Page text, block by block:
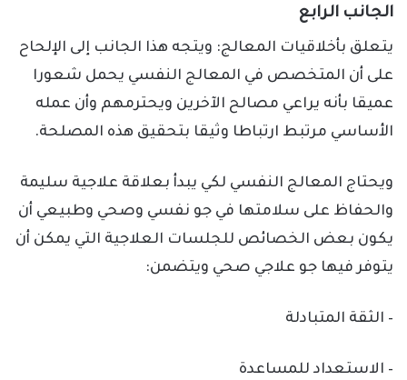
الجانب الرابع
يتعلق بأخلاقيات المعالج: ويتجه هذا الجانب إلى الإلحاح
على أن المتخصص في المعالج النفسي يحمل شعورا
عميقا بأنه يراعي مصالح الآخرين ويحترمهم وأن عمله
الأساسي مرتبط ارتباطا وثيقا بتحقيق هذه المصلحة.
ويحتاج المعالج النفسي لكي يبدأ بعلاقة علاجية سليمة
والحفاظ على سلامتها في جو نفسي وصحي وطبيعي أن
يكون بعض الخصائص للجلسات العلاجية التي يمكن أن
يتوفر فيها جو علاجي صحي ويتضمن:
– الثقة المتبادلة
– الاستعداد للمساعدة